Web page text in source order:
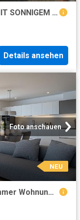
ATTRAKTIVE ANLAGEWOHNUNG MIT SONNIGEM SITZPLATZ
Details ansehen
Foto anschauen
NEU
Tauschimmobilie: Moderne 3.5 Zimmer Wohnung im Herzen von Zürich